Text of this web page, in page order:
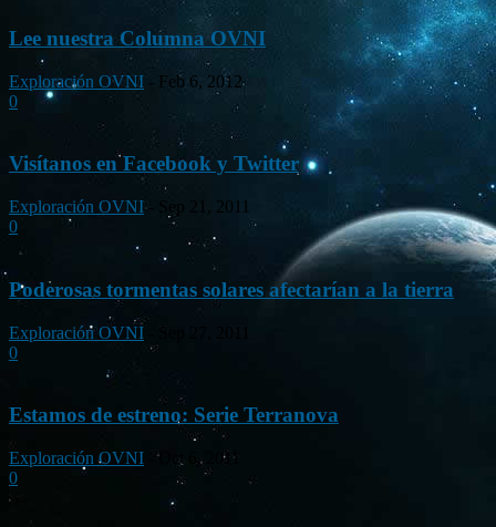
Lee nuestra Columna OVNI
Exploración OVNI - Feb 6, 2012
0
Visítanos en Facebook y Twitter
Exploración OVNI -
Sep 21, 2011
0
Poderosas tormentas solares afectarían a la tierra
Exploración OVNI
Sep 27, 2011
0
Estamos de estreno: Serie Terranova
Exploración OVNI
Oct 6, 2011
0